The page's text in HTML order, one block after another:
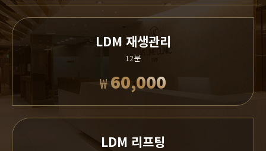
LDM 재생관리
12분
₩60,000
LDM 리프팅